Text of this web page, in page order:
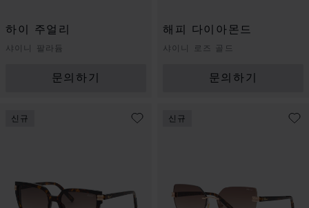
하이 주얼리
샤이니 팔라듐
문의하기
해피 다이아몬드
샤이니 로즈 골드
문의하기
신규 신규